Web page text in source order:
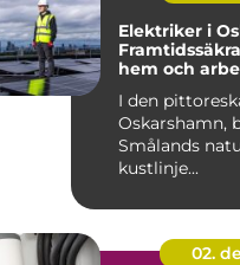
Elektriker i
hem och
I den
Oskarshamn,
Smålands
kustlinje...
02.